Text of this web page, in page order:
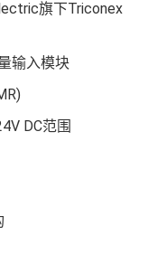
旗下Triconex
输入模块
DC范围